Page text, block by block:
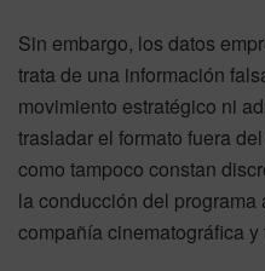
Sin embargo, los datos
trata de una información
movimiento estratégico ni
trasladar el formato fuera
como tampoco constan
la conducción del
compañía cinematográfica